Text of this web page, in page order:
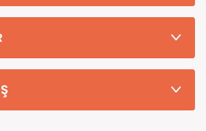
köy kasaba gibi yerlere bu süre 7 güne